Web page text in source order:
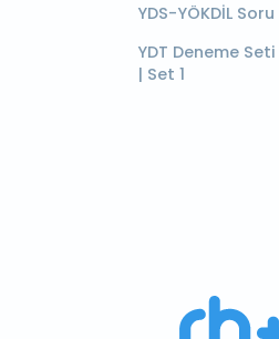
YDS-YÖKDİL
YDT Deneme
| Set 1